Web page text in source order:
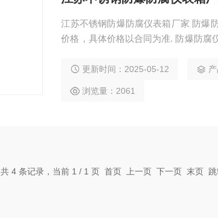
江苏不锈钢防爆防腐仪表箱厂家 防爆
价格，具体价格以合同为准. 防爆防腐
增安型结构内或隔爆型，隔爆型主腔
更新时间：2025-05-12 产
浏览量：2061
共 4 条记录，当前 1 / 1 页 首页 上一页 下一页 末页 跳